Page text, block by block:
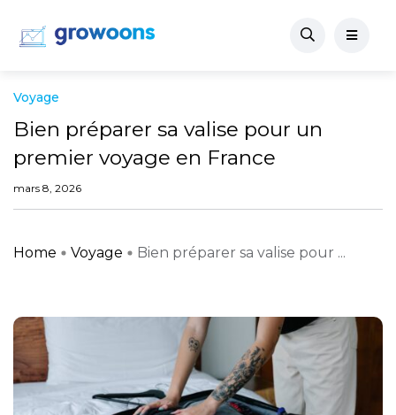
Voyage
Bien préparer sa valise pour un
premier voyage en France
mars 8, 2026
Home Voyage Bien préparer sa valise pour ...